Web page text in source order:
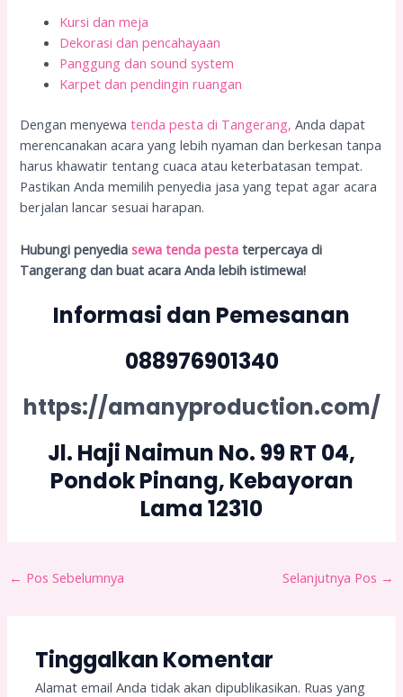
Kursi dan meja
Dekorasi dan pencahayaan
Panggung dan sound system
Karpet dan pendingin ruangan
Dengan menyewatenda pesta di Tangerang, Anda dapat
merencanakan acara yang lebih nyaman dan berkesan tanpa
harus khawatir tentang cuaca atau keterbatasan tempat.
Pastikan Anda memilih penyedia jasa yang tepat agar acara
berjalan lancar sesuai harapan.
Hubungi penyedia sewa tenda pesta terpercaya di
Tangerang dan buat acara Anda lebih istimewa!
Informasi dan Pemesanan
088976901340
https://amanyproduction.com/
Jl. Haji Naimun No. 99 RT 04,
Pondok Pinang, Kebayoran
Lama 12310
← Pos Sebelumnya Selanjutnya Pos →
Tinggalkan Komentar
Alamat email Anda tidak akan dipublikasikan. Ruas yang